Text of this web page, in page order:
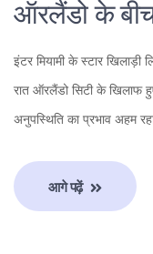
ऑरलैंडो के
इंटर मियामी के स्टार
रात ऑरलैंडो सिटी के खिलाफ
अनुपस्थिति का प्रभाव अहम
आगे पढ़ें